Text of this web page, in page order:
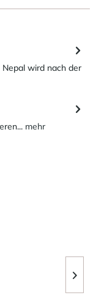
wird nach der
mehr